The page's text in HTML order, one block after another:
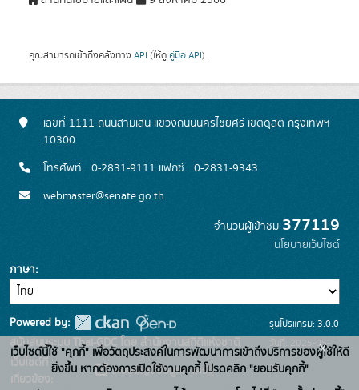
คุณสามารถเข้าถึงคลังทาง API (ให้ดู คู่มือ API).
เลขที่ 1111 ถนนสามเสน แขวงถนนนครไชยศรี เขตดุสิต กรุงเทพฯ
10300
โทรศัพท์ : 0-2831-9111 แฟกซ์ : 0-2831-9343
webmaster@senate.go.th
จำนวนผู้เข้าชม 377119
นโยบายเว็บไซต์
ภาษา
Powered by:
สนับสนุนระบบ Thai-GDC โดย สำนักงานสถิติแห่งชาติ
เว็บไซต์ที่
เกี่ยวข้อง:
ระบบบัญชีข้อมูลภาครัฐ
รุ่นโปรแกรม: 3.0.0
วันที่: 2025-05-
30
เว็บไซต์นี้ใช้ "คุกกี้" เพื่อวัตถุประสงค์ในการพัฒนาการเข้าถึงบริการของผู้ใช้ให้ดี
ยิ่งขึ้น หากต้องการเปิดใช้งานคุกกี้ โปรดคลิก "ยอมรับคุกกี้"
x